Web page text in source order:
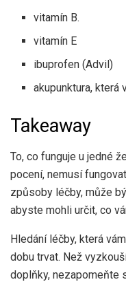
vitamín B.
vitamín E
ibuprofen (Advil)
akupunktura, která
Takeaway
To, co funguje u jedné
pocení, nemusí
způsoby léčby, může
abyste mohli určit, co
Hledání léčby, která
dobu trvat. Než
doplňky, nezapomeňte